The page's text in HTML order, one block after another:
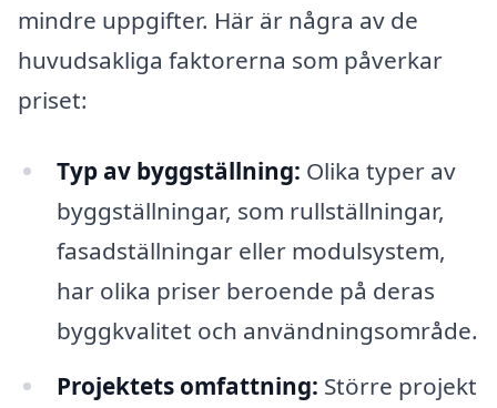
mindre uppgifter. Här är några av de
huvudsakliga faktorerna som påverkar
priset:
Typ av byggställning: Olika typer av
byggställningar, som rullställningar,
fasadställningar eller modulsystem,
har olika priser beroende på deras
byggkvalitet och användningsområde.
Projektets omfattning: Större projekt